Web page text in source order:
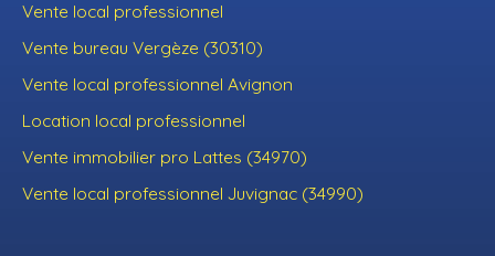
Vente local professionnel
Vente bureau Vergèze (30310)
Vente local professionnel Avignon
Location local professionnel
Vente immobilier pro Lattes (34970)
Vente local professionnel Juvignac (34990)